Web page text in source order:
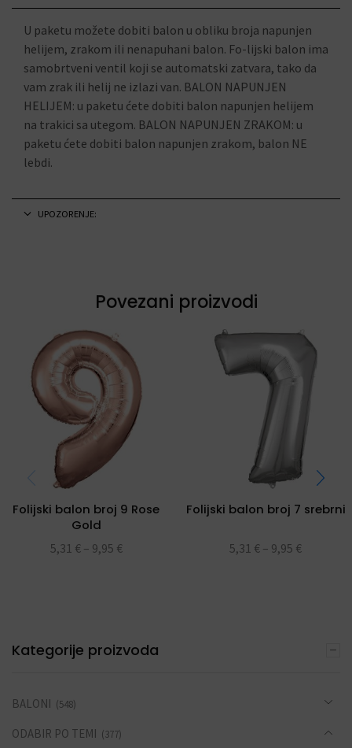
U paketu možete dobiti balon u obliku broja napunjen
helijem, zrakom ili nenapuhani balon. Fo-lijski balon ima
samobrtveni ventil koji se automatski zatvara, tako da
vam zrak ili helij ne izlazi van. BALON NAPUNJEN
HELIJEM: u paketu ćete dobiti balon napunjen helijem
na trakici sa utegom. BALON NAPUNJEN ZRAKOM: u
paketu ćete dobiti balon napunjen zrakom, balon NE
lebdi.
UPOZORENJE:
Povezani proizvodi
Folijski balon broj 9 Rose
Gold
5,31 € – 9,95 €
Folijski balon broj 7 srebrni
5,31 € – 9,95 €
Kategorije proizvoda
BALONI (548)
ODABIR PO TEMI (377)